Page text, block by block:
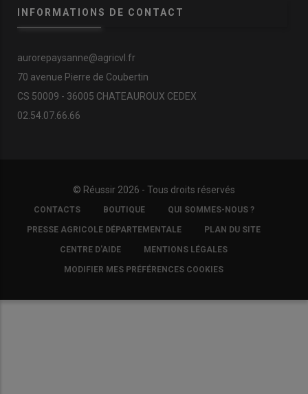
INFORMATIONS DE CONTACT
aurorepaysanne@agricvl.fr
70 avenue Pierre de Coubertin
CS 50009 - 36005 CHATEAUROUX CEDEX
02.54.07.66.66
© Réussir 2026 - Tous droits réservés
FOOTER
COPYRIGHT
CONTACTS BOUTIQUE QUI SOMMES-NOUS ?
PRESSE AGRICOLE DÉPARTEMENTALE PLAN DU SITE
CENTRE D'AIDE MENTIONS LÉGALES
MODIFIER MES PRÉFÉRENCES COOKIES